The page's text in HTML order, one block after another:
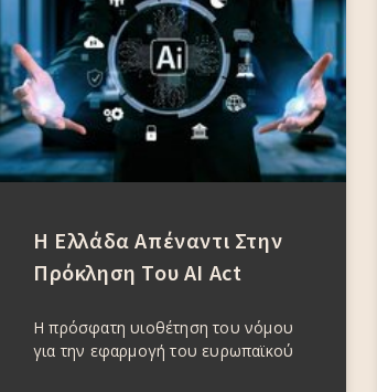
Η Ελλάδα Απέναντι Στην
Πρόκληση Του AI Act
Η πρόσφατη υιοθέτηση του νόμου
για την εφαρμογή του ευρωπαϊκού